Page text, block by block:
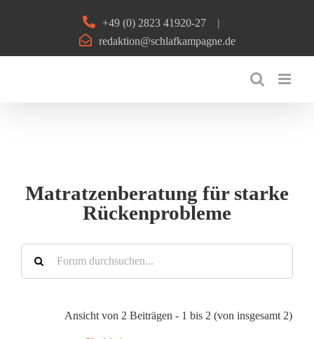
+49 (0) 2823 41920-27
|
redaktion@schlafkampagne.de
Matratzenberatung für starke
Rückenprobleme
Ansicht von 2 Beiträgen - 1 bis 2 (von insgesamt 2)